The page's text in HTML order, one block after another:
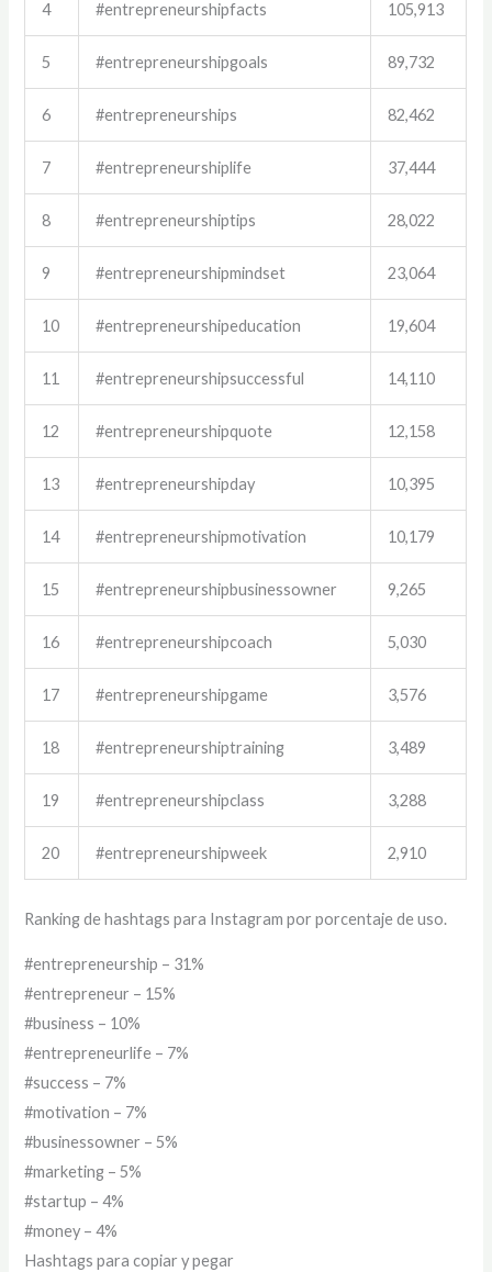
4 #entrepreneurshipfacts 105,913
5 #entrepreneurshipgoals 89,732
6 #entrepreneurships 82,462
7 #entrepreneurshiplife 37,444
8 #entrepreneurshiptips 28,022
9 #entrepreneurshipmindset 23,064
10 #entrepreneurshipeducation 19,604
11 #entrepreneurshipsuccessful 14,110
12 #entrepreneurshipquote 12,158
13 #entrepreneurshipday 10,395
14 #entrepreneurshipmotivation 10,179
15 #entrepreneurshipbusinessowner 9,265
16 #entrepreneurshipcoach 5,030
17 #entrepreneurshipgame 3,576
18 #entrepreneurshiptraining 3,489
19 #entrepreneurshipclass 3,288
20 #entrepreneurshipweek 2,910
Ranking de hashtags para Instagram por porcentaje de uso.
#entrepreneurship – 31%
#entrepreneur – 15%
#business – 10%
#entrepreneurlife – 7%
#success – 7%
#motivation – 7%
#businessowner – 5%
#marketing – 5%
#startup – 4%
#money – 4%
Hashtags para copiar y pegar